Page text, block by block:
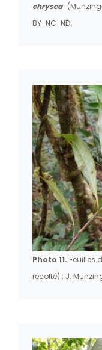
chrysea
BY-NC-ND.
Photo 11. Feuilles
récolté) ; J.